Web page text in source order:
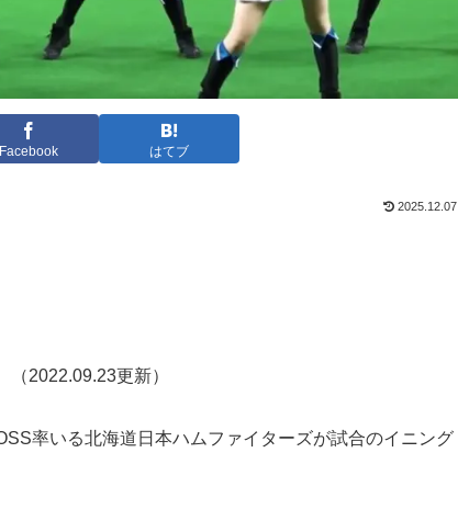
Facebook はてブ
2025.12.07
2022.09.23更新）
率いる北海道日本ハムファイターズが試合のイニング